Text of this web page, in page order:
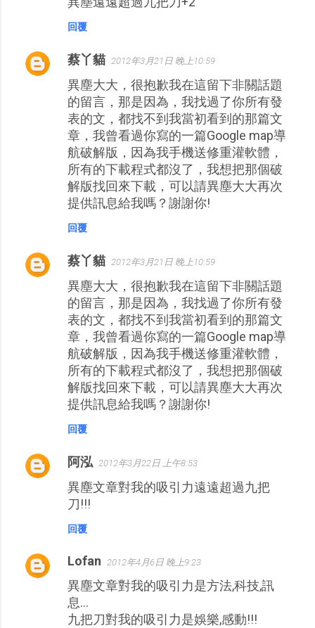
回覆
蔡丫貓 2012年3月21日 晚上10:59
異塵大大，很抱歉我在這留下非關話題
的留言，那是因為，我找過了你所有發
表的文，都找不到我當初看到的那篇文
章，我曾看過你寫的一篇Google map導
航破解版，因為我手機送修重灌軟體，
所有的下載程式都沒了，我想把那個破
解版找回來下載，可以請異塵大大再次
提供訊息給我嗎？謝謝你!
回覆
蔡丫貓 2012年3月21日 晚上10:59
異塵大大，很抱歉我在這留下非關話題
的留言，那是因為，我找過了你所有發
表的文，都找不到我當初看到的那篇文
章，我曾看過你寫的一篇Google map導
航破解版，因為我手機送修重灌軟體，
所有的下載程式都沒了，我想把那個破
解版找回來下載，可以請異塵大大再次
提供訊息給我嗎？謝謝你!
回覆
阿泓 2012年3月22日 上午8:53
異塵文章對我的吸引力遠遠超過九把
刀!!!
回覆
Lofan 2012年4月6日 晚上9:23
異塵文章對我的吸引力是方法,科技,訊
息...
九把刀對我的吸引力是娛樂,感動!!!